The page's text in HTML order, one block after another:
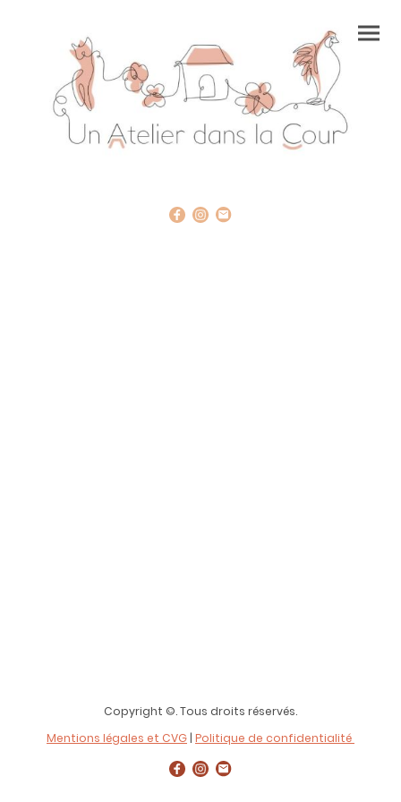
Copyright ©. Tous droits réservés.
Mentions légales et CVG | Politique de confidentialité